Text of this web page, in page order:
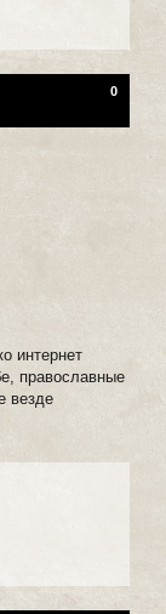
0
интернет
православные
везде